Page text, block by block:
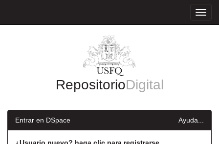
RepositorioDigital
Entrar en DSpace Ayuda...